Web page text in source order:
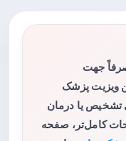
جهت
ویزیت پزشک
یا درمان
کامل‌تر، صفحه